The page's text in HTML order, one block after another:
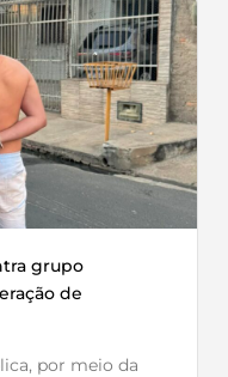
grupo
de
por meio da